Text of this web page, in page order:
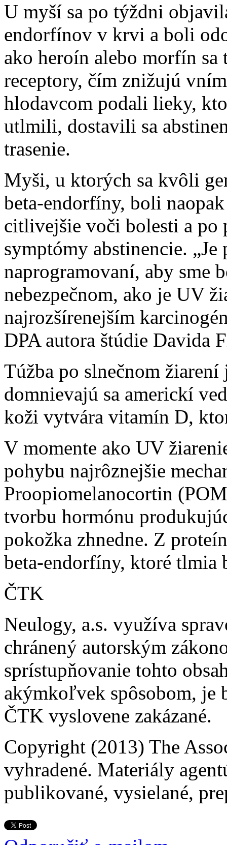
U myší sa po týždni
endorfínov v krvi a boli
ako heroín alebo morfín
receptory, čím znižujú
hlodavcom podali lieky,
utlmili, dostavili sa
trasenie.
Myši, u ktorých sa kvôli
beta-endorfíny, boli
citlivejšie voči bolesti a
symptómy abstinencie.
naprogramovaní, aby sme
nebezpečnom, ako je UV
najrozšírenejším
DPA autora štúdie Davida
Túžba po slnečnom
domnievajú sa americkí
koži vytvára vitamín D,
V momente ako UV
pohybu najrôznejšie
Proopiomelanocortin
tvorbu hormónu
pokožka zhnedne. Z
beta-endorfíny, ktoré tlmia
ČTK
Neulogy, a.s. využíva
chránený autorským
sprístupňovanie tohto
akýmkoľvek spôsobom, je
ČTK vyslovene zakázané.
Copyright (2013) The
vyhradené. Materiály
publikované, vysielané,